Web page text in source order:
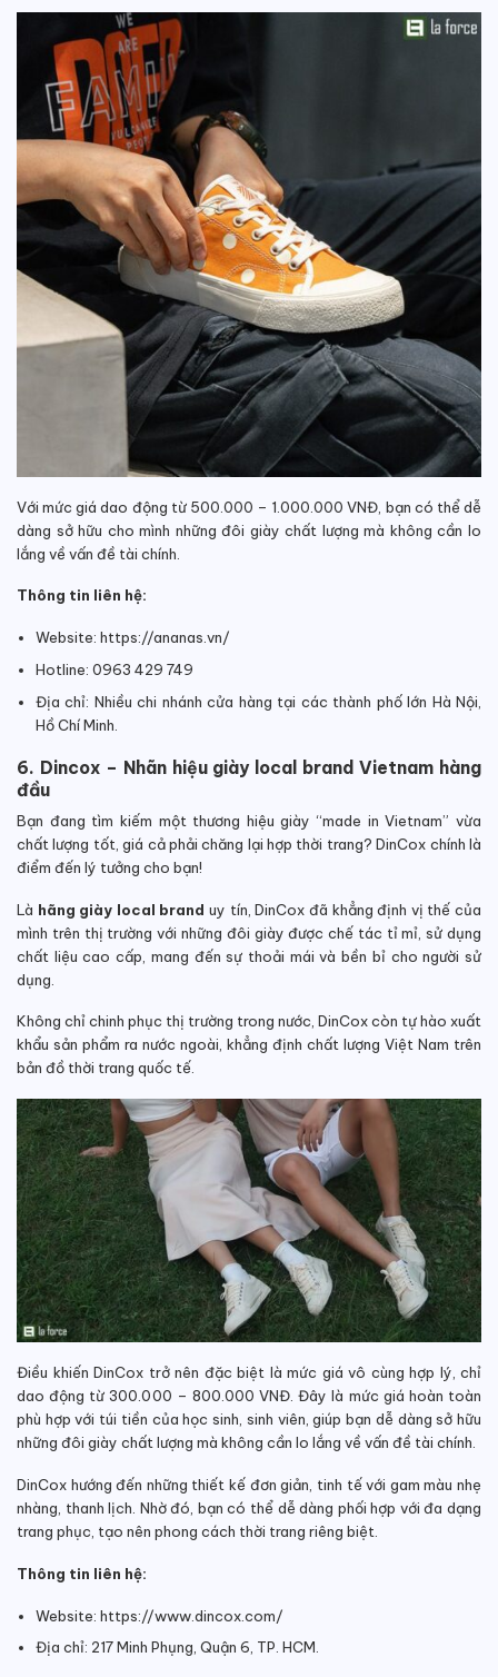
Với mức giá dao động từ 500.000 – 1.000.000 VNĐ, bạn có thể dễ
dàng sở hữu cho mình những đôi giày chất lượng mà không cần lo
lắng về vấn đề tài chính.
Thông tin liên hệ:
Website: https://ananas.vn/
Hotline: 0963 429 749
Địa chỉ: Nhiều chi nhánh cửa hàng tại các thành phố lớn Hà Nội,
Hồ Chí Minh.
6. Dincox – Nhãn hiệu giày local brand Vietnam hàng
đầu
Bạn đang tìm kiếm một thương hiệu giày “made in Vietnam” vừa
chất lượng tốt, giá cả phải chăng lại hợp thời trang? DinCox chính là
điểm đến lý tưởng cho bạn!
Là hãng giày local branduy tín, DinCox đã khẳng định vị thế của
mình trên thị trường với những đôi giày được chế tác tỉ mỉ, sử dụng
chất liệu cao cấp, mang đến sự thoải mái và bền bỉ cho người sử
dụng.
Không chỉ chinh phục thị trường trong nước, DinCox còn tự hào xuất
khẩu sản phẩm ra nước ngoài, khẳng định chất lượng Việt Nam trên
bản đồ thời trang quốc tế.
Điều khiến DinCox trở nên đặc biệt là mức giá vô cùng hợp lý, chỉ
dao động từ 300.000 – 800.000 VNĐ. Đây là mức giá hoàn toàn
phù hợp với túi tiền của học sinh, sinh viên, giúp bạn dễ dàng sở hữu
những đôi giày chất lượng mà không cần lo lắng về vấn đề tài chính.
DinCox hướng đến những thiết kế đơn giản, tinh tế với gam màu nhẹ
nhàng, thanh lịch. Nhờ đó, bạn có thể dễ dàng phối hợp với đa dạng
trang phục, tạo nên phong cách thời trang riêng biệt.
Thông tin liên hệ:
Website: https://www.dincox.com/
Địa chỉ: 217 Minh Phụng, Quận 6, TP. HCM.